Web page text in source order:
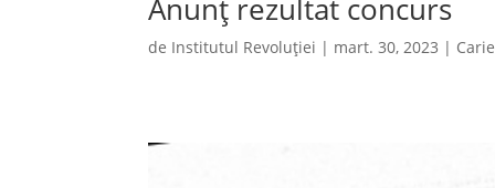
Anunț rezultat concurs
de Institutul Revoluției | mart. 30, 2023 |